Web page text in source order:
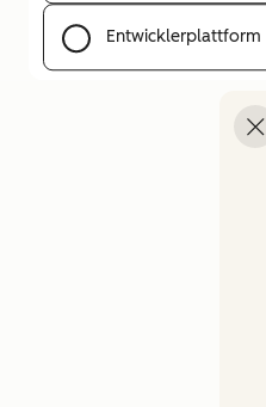
Menü öffnen
Entwicklerplattform